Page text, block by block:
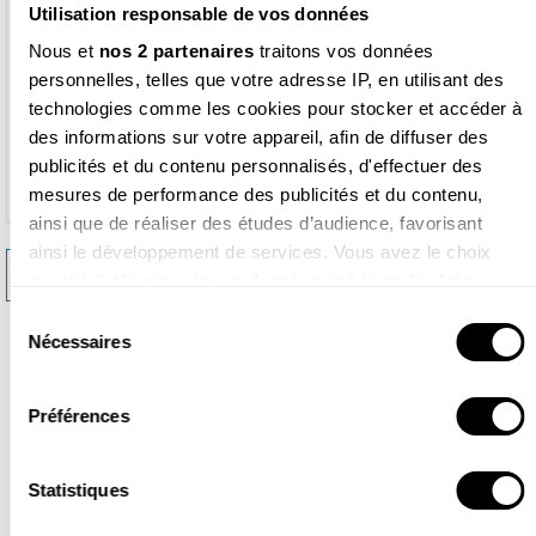
Utilisation responsable de vos données
Nous et nos 2 partenairestraitons vos données
personnelles, telles que votre adresse IP, en utilisant des
technologies comme les cookies pour stocker et accéder à
des informations sur votre appareil, afin de diffuser des
publicités et du contenu personnalisés, d'effectuer des
mesures de performance des publicités et du contenu,
ainsi que de réaliser des études d’audience, favorisant
ainsi le développement de services. Vous avez le choix
moment en consultant la Déclaration relative aux cookies
Si vous le permettez, nous aimerions également :
géographique qui peuvent être précises à plusieurs
Nécessaires
Préférences
Statistiques
Gamme: Guides
Bas
Pagination: 168 pages
Dimensions et poids: 14 x 18.5 cm - 354 g
Parution: mars 2017
ISBN: 979-1-09365-549-9
LE GUIDE NATURE AU BORD DE L’EAU >>